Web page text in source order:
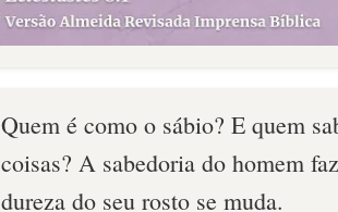
Quem é como o sábio? E quem
coisas? A sabedoria do homem
dureza do seu rosto se muda.